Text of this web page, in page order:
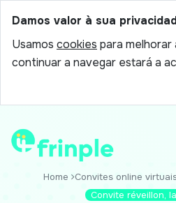
Damos valor à sua
Usamos cookies para melhorar
continuar a navegar estará a
Home Convites online
Convite réveillon,